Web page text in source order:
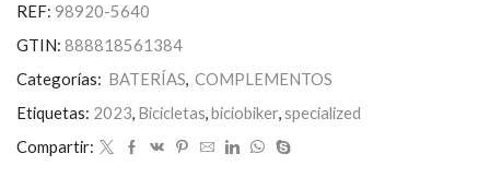
Battery
cantidad
REF: 98920-5640
GTIN: 888818561384
Categorías: BATERÍAS, COMPLEMENTOS
Etiquetas: 2023, Bicicletas,biciobiker,specialized
Compartir: